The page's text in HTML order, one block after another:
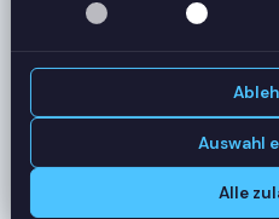
SERVER-AUSLASTUNG
RDS-SRV01
RAM
RDS-SRV02
Auswahl
Alle